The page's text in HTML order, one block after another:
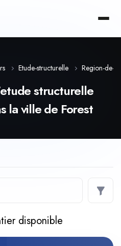
Etude-structurelle Region-de-
structurelle
la ville de Forest
disponible